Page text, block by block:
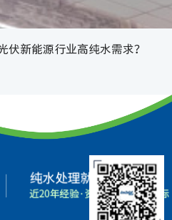
新能源行业高纯水需求？